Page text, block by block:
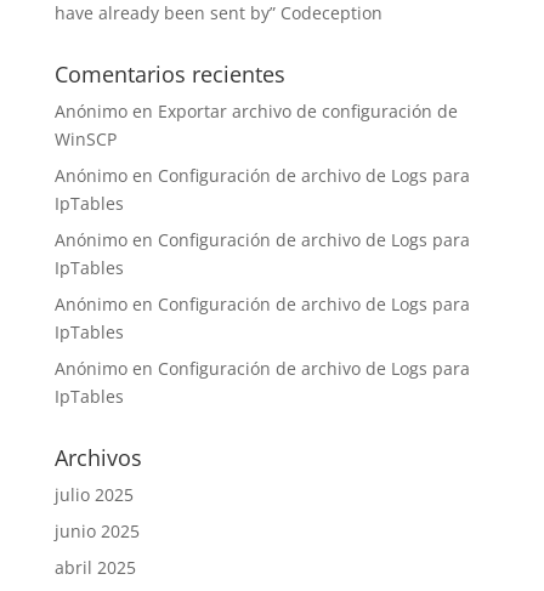
have already been sent by” Codeception
Comentarios recientes
Anónimoen Exportar archivo de configuración de
WinSCP
Anónimoen Configuración de archivo de Logs para
IpTables
Anónimoen Configuración de archivo de Logs para
IpTables
Anónimoen Configuración de archivo de Logs para
IpTables
Anónimoen Configuración de archivo de Logs para
IpTables
Archivos
julio 2025
junio 2025
abril 2025